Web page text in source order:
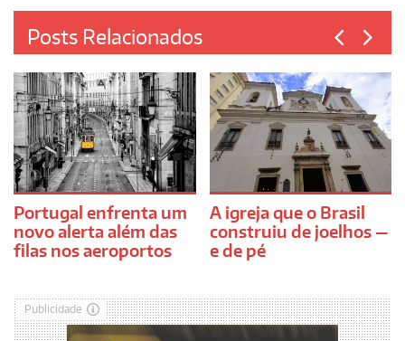
Posts Relacionados
Portugal enfrenta um
novo alerta além das
filas nos aeroportos
A igreja que o Brasil
construiu de joelhos —
e de pé
Publicidade